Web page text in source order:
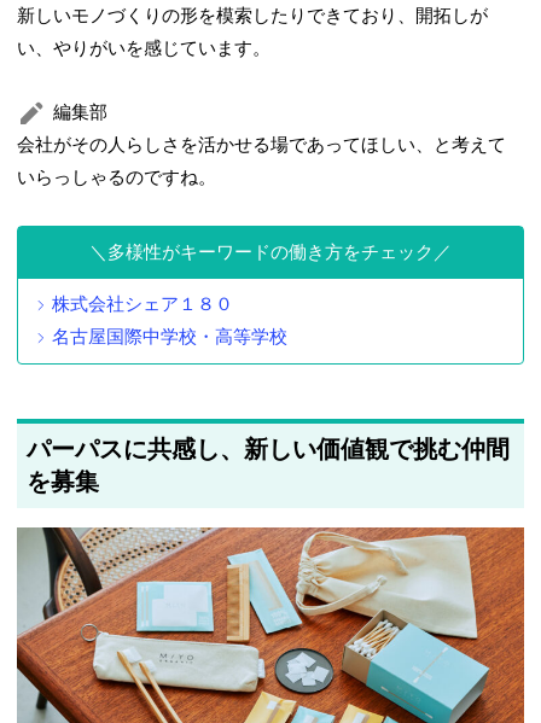
新しいモノづくりの形を模索したりできており、開拓しが
い、やりがいを感じています。
編集部
会社がその人らしさを活かせる場であってほしい、と考えて
いらっしゃるのですね。
多様性がキーワードの働き方をチェック
株式会社シェア１８０
名古屋国際中学校・高等学校
パーパスに共感し、新しい価値観で挑む仲間
を募集